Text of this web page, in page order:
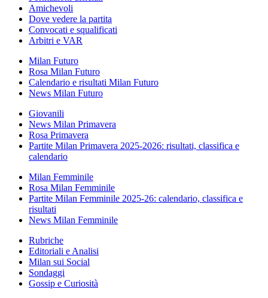
Amichevoli
Dove vedere la partita
Convocati e squalificati
Arbitri e VAR
Milan Futuro
Rosa Milan Futuro
Calendario e risultati Milan Futuro
News Milan Futuro
Giovanili
News Milan Primavera
Rosa Primavera
Partite Milan Primavera 2025-2026: risultati, classifica e
calendario
Milan Femminile
Rosa Milan Femminile
Partite Milan Femminile 2025-26: calendario, classifica e
risultati
News Milan Femminile
Rubriche
Editoriali e Analisi
Milan sui Social
Sondaggi
Gossip e Curiosità